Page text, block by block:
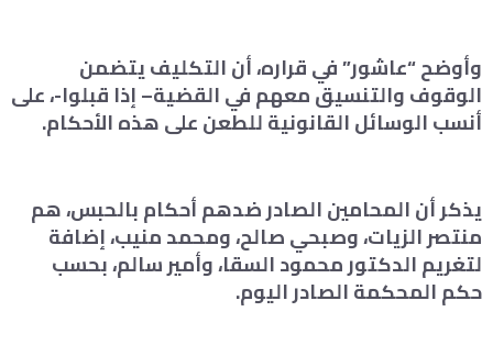
وأوضح “عاشور” في قراره، أن التكليف يتضمن
الوقوف والتنسيق معهم في القضية– إذا قبلوا-، على
أنسب الوسائل القانونية للطعن على هذه الأحكام.
يذكر أن المحامين الصادر ضدهم أحكام بالحبس، هم
منتصر الزيات، وصبحي صالح، ومحمد منيب، إضافة
لتغريم الدكتور محمود السقا، وأمير سالم، بحسب
حكم المحكمة الصادر اليوم.